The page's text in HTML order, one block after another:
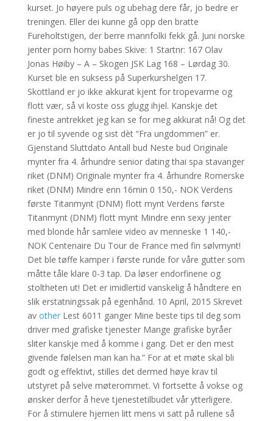
kurset. Jo høyere puls og ubehag dere får, jo bedre er
treningen. Eller dei kunne gå opp den bratte
Fureholtstigen, der berre mannfolki fekk gå. Juni norske
jenter porn horny babes Skive: 1 Startnr: 167 Olav
Jonas Høiby – A – Skogen JSK Lag 168 – Lørdag 30.
Kurset ble en suksess på Superkurshelgen 17.
Skottland er jo ikke akkurat kjent for tropevarme og
flott vær, så vi koste oss glugg ihjel. Kanskje det
fineste antrekket jeg kan se for meg akkurat nå! Og det
er jo til syvende og sist dèt “Fra ungdommen” er.
Gjenstand Sluttdato Antall bud Neste bud Originale
mynter fra 4. århundre senior dating thai spa stavanger
riket (DNM) Originale mynter fra 4. århundre Romerske
riket (DNM) Mindre enn 16min 0 150,- NOK Verdens
første Titanmynt (DNM) flott mynt Verdens første
Titanmynt (DNM) flott mynt Mindre enn sexy jenter
med blonde hår samleie video av menneske 1 140,-
NOK Centenaire Du Tour de France med fin sølvmynt!
Det ble tøffe kamper i første runde for våre gutter som
måtte tåle klare 0-3 tap. Da løser endorfinene og
stoltheten ut! Det er imidlertid vanskelig å håndtere en
slik erstatningssak på egenhånd. 10 April, 2015 Skrevet
av otherLest 6011 ganger Mine beste tips til deg som
driver med grafiske tjenester Mange grafiske byråer
sliter kanskje med å komme i gang. Det er den mest
givende følelsen man kan ha.” For at et møte skal bli
godt og effektivt, stilles det dermed høye krav til
utstyret på selve møterommet. Vi fortsette å vokse og
ønsker derfor å heve tjenestetilbudet vår ytterligere.
For å stimulere hjernen litt mens vi satt på rullene så